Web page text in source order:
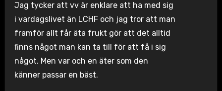
Jag tycker att vv är enklare att ha med sig
i vardagslivet än LCHF och jag tror att man
framför allt får äta frukt gör att det alltid
finns något man kan ta till för att få i sig
något. Men var och en äter som den
känner passar en bäst.